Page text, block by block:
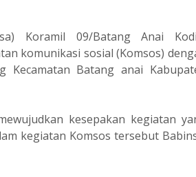
Koramil 09/Batang Anai
komunikasi sosial (Komsos)
Batang anai
kesepakan kegiatan
kegiatan Komsos tersebut